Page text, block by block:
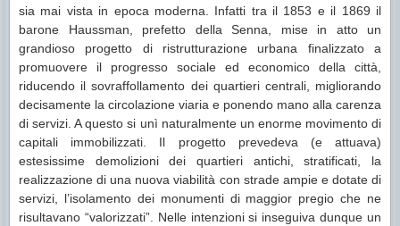
sia mai vista in epoca moderna. Infatti tra il 1853 e il 1869 il
barone Haussman, prefetto della Senna, mise in atto un
grandioso progetto di ristrutturazione urbana finalizzato a
promuovere il progresso sociale ed economico della città,
riducendo il sovraffollamento dei quartieri centrali, migliorando
decisamente la circolazione viaria e ponendo mano alla carenza
di servizi. A questo si unì naturalmente un enorme movimento di
capitali immobilizzati. Il progetto prevedeva (e attuava)
estesissime demolizioni dei quartieri antichi, stratificati, la
realizzazione di una nuova viabilità con strade ampie e dotate di
servizi, l’isolamento dei monumenti di maggior pregio che ne
risultavano “valorizzati”. Nelle intenzioni si inseguiva dunque un